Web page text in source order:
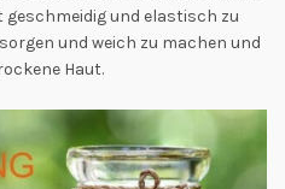
geschmeidig und elastisch zu
und weich zu machen und
Haut.